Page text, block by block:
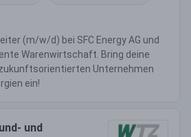
(m/w/d) bei SFC Energy AG und
Warenwirtschaft. Bring deine
Unternehmen
ein!
und